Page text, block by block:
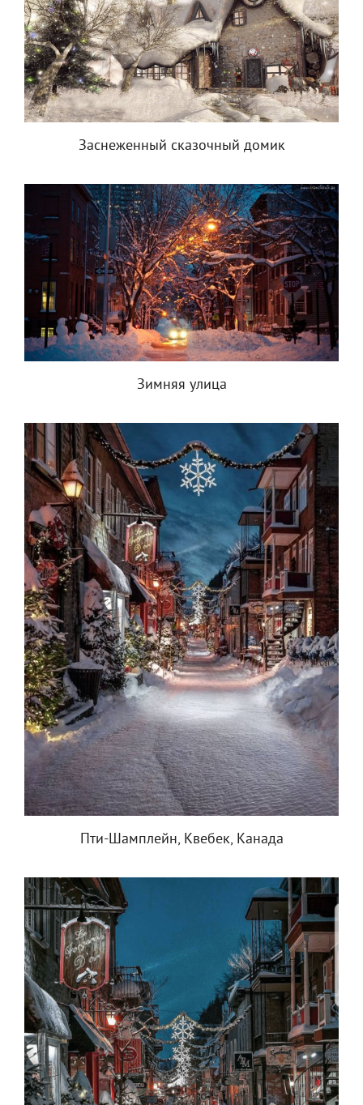
Заснеженный сказочный домик
Зимняя улица
Пти-Шамплейн, Квебек, Канада